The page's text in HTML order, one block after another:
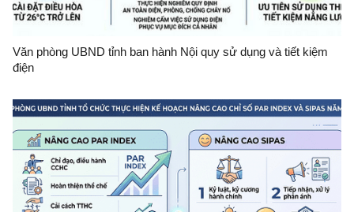
Văn phòng UBND tỉnh ban hành Nội quy sử dụng và tiết kiệm
điện